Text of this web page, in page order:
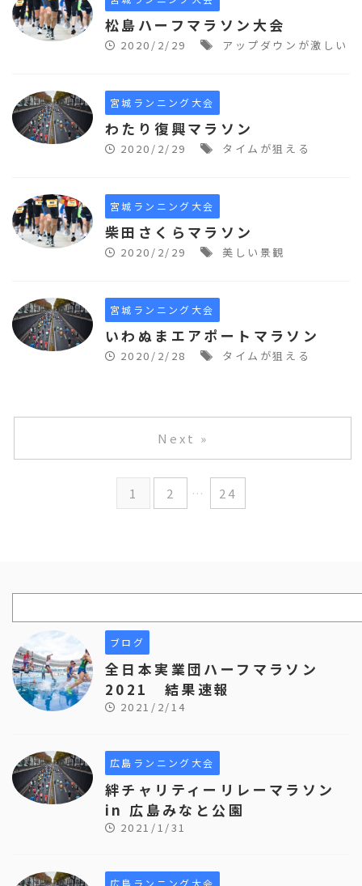
松島ハーフマラソン大会
2020/2/29 アップダウンが激しい
宮城ランニング大会
わたり復興マラソン
2020/2/29 タイムが狙える
宮城ランニング大会
柴田さくらマラソン
2020/2/29 美しい景観
宮城ランニング大会
いわぬまエアポートマラソン
2020/2/28 タイムが狙える
1 2 … 24
Next »
ブログ
全日本実業団ハーフマラソン
2021 結果速報
2021/2/14
広島ランニング大会
絆チャリティーリレーマラソン
in 広島みなと公園
2021/1/31
広島ランニング大会